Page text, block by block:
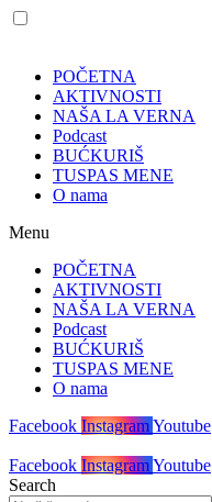
POČETNA
AKTIVNOSTI
NAŠA LA VERNA
Podcast
BUĆKURIŠ
TUSPAS MENE
O nama
Menu
POČETNA
AKTIVNOSTI
NAŠA LA VERNA
Podcast
BUĆKURIŠ
TUSPAS MENE
O nama
Facebook InstagramYoutube
Facebook InstagramYoutube
Search